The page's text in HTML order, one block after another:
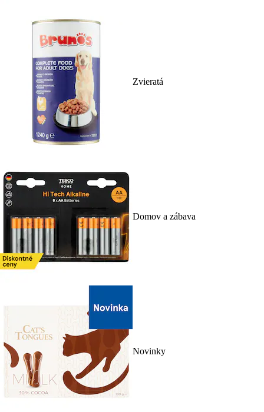
Zvieratá
Domov a zábava
Novinky